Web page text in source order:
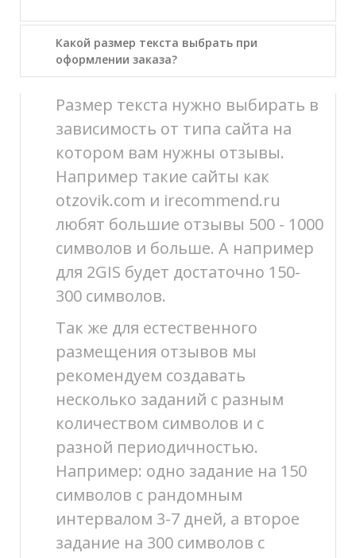
Какой размер текста выбрать при
оформлении заказа?
Размер текста нужно выбирать в
зависимость от типа сайта на
котором вам нужны отзывы.
Например такие сайты как
otzovik.com и irecommend.ru
любят большие отзывы 500 - 1000
символов и больше. А например
для 2GIS будет достаточно 150-
300 символов.
Так же для естественного
размещения отзывов мы
рекомендуем создавать
несколько заданий с разным
количеством символов и с
разной периодичностью.
Например: одно задание на 150
символов с рандомным
интервалом 3-7 дней, а второе
задание на 300 символов с